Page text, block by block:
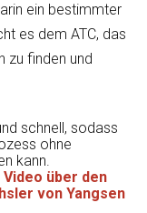
ein bestimmter
es dem ATC, das
zu finden und
schnell, sodass
ohne
kann.
über den
von Yangsen